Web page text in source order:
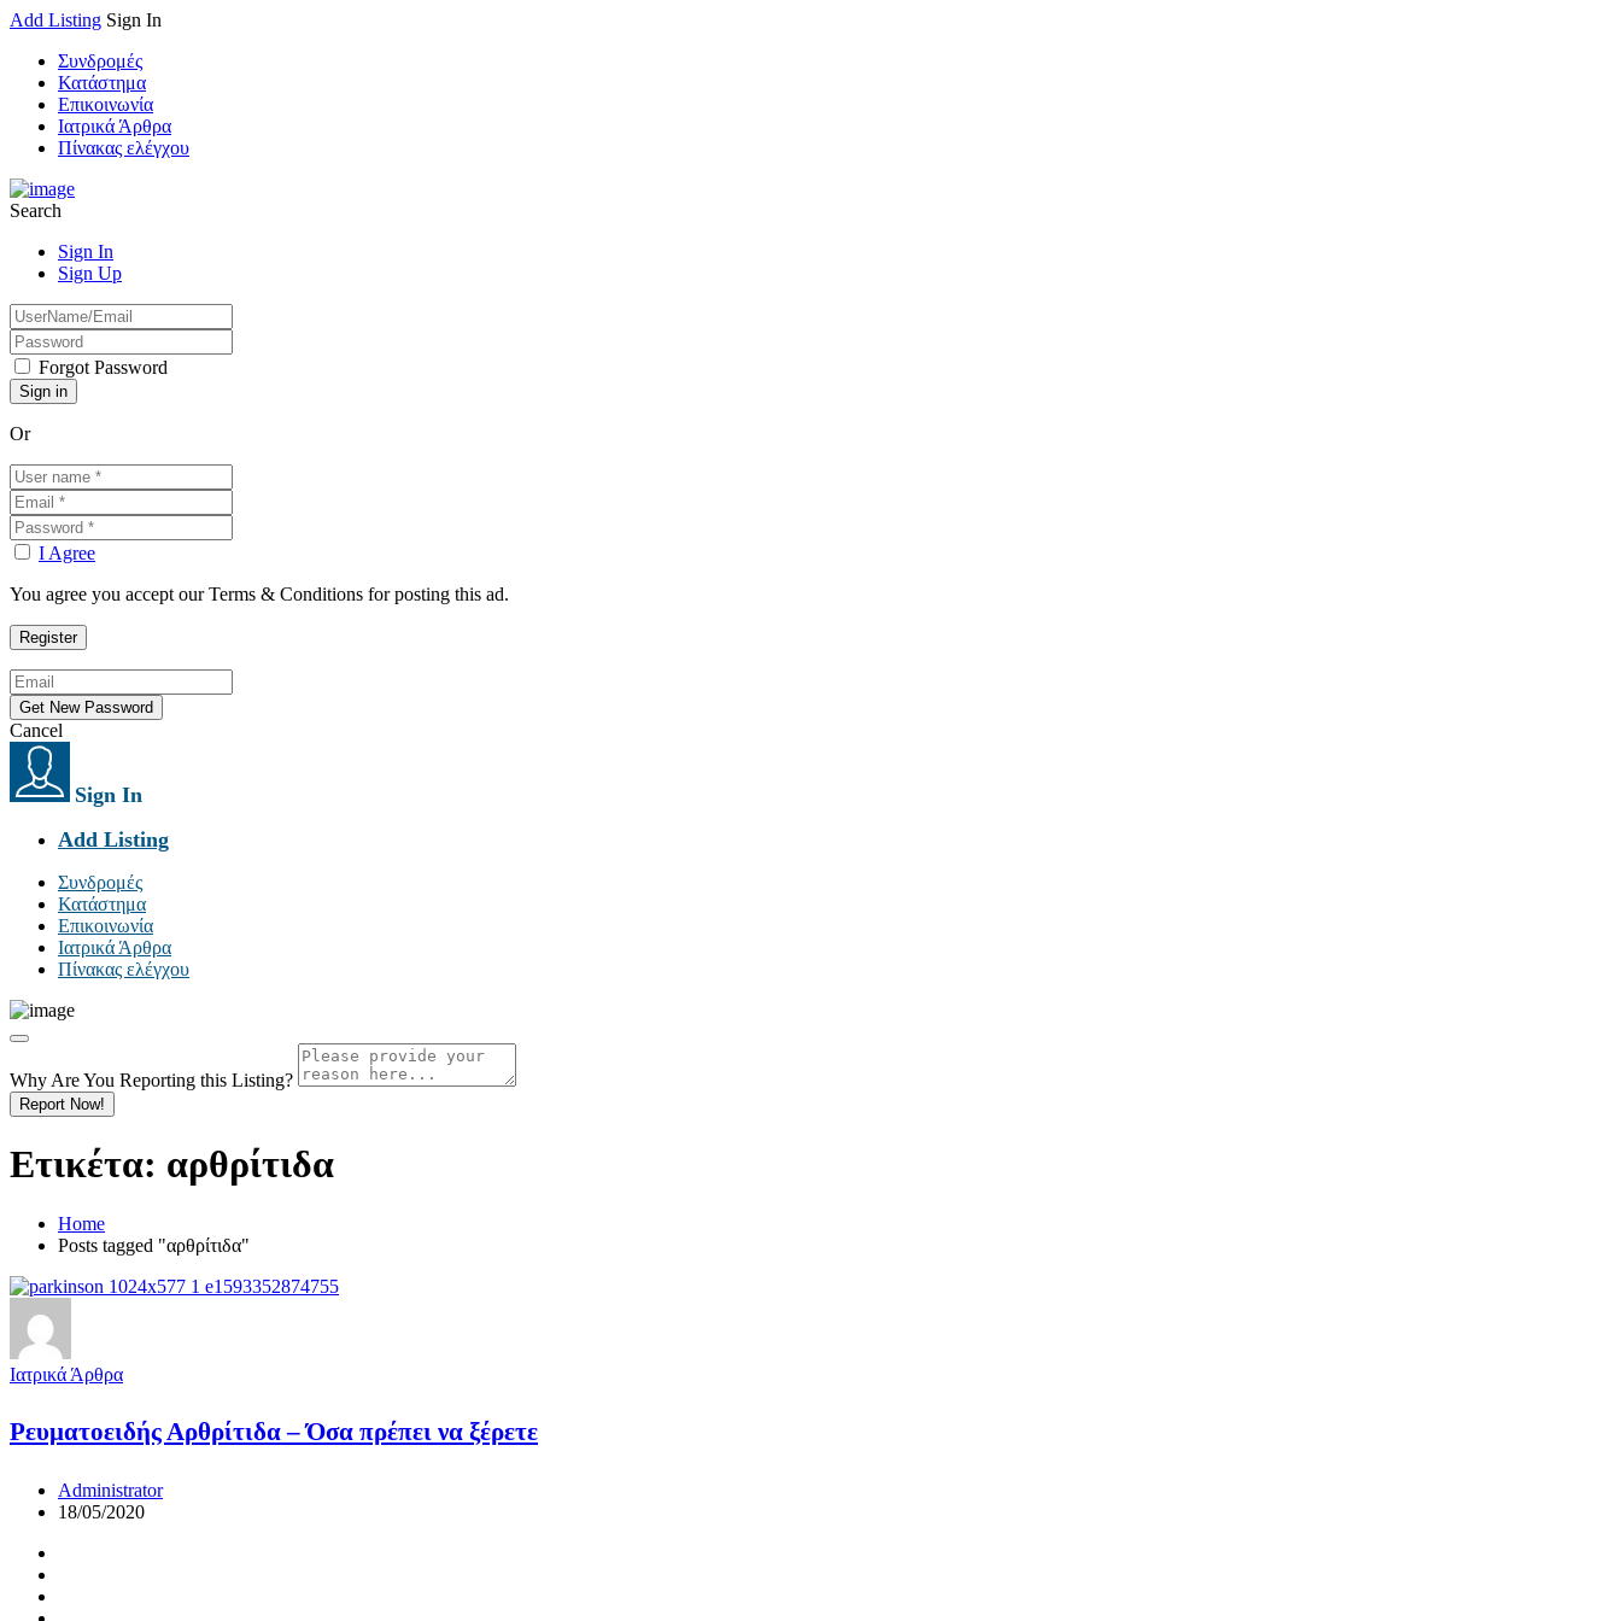
Add Listing Sign In
Συνδρομές
Κατάστημα
Επικοινωνία
Ιατρικά Άρθρα
Πίνακας ελέγχου
Search
Sign In
Sign Up
Forgot Password
Or
I Agree
You agree you accept our Terms & Conditions for posting this ad.
Cancel
Sign In
Add Listing
Συνδρομές
Κατάστημα
Επικοινωνία
Ιατρικά Άρθρα
Πίνακας ελέγχου
Why Are You Reporting this Listing?
Report Now!
Ετικέτα: αρθρίτιδα
Home
Posts tagged "αρθρίτιδα"
Ιατρικά Άρθρα
Ρευματοειδής Αρθρίτιδα – Όσα πρέπει να ξέρετε
Administrator
18/05/2020